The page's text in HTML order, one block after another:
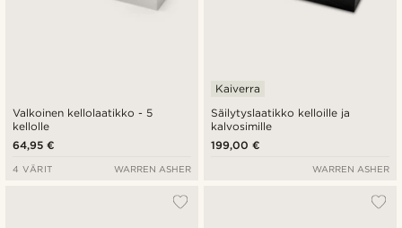
Valkoinen kellolaatikko - 5
kellolle
64,95 €
4 VÄRIT WARREN ASHER
Säilytyslaatikko kelloille ja
kalvosimille
Kaiverra
199,00 €
WARREN ASHER